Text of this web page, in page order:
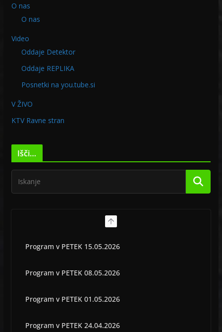
O nas
O nas
Video
Oddaje Detektor
Oddaje REPLIKA
Posnetki na you.tube.si
V ŽIVO
KTV Ravne stran
Išči…
Program v PETEK 15.05.2026
Program v PETEK 08.05.2026
Program v PETEK 01.05.2026
Program v PETEK 24.04.2026